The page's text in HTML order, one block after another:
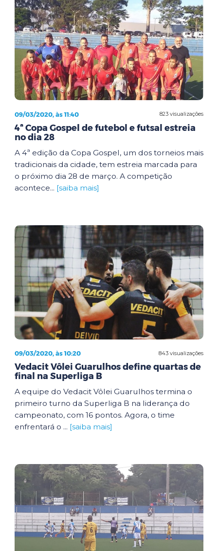
823 visualizações
09/03/2020, às 11:40
4ª Copa Gospel de futebol e futsal estreia
no dia 28
A 4ª edição da Copa Gospel, um dos torneios mais
tradicionais da cidade, tem estreia marcada para
o próximo dia 28 de março. A competição
acontece... [saiba mais]
843 visualizações
09/03/2020, às 10:20
Vedacit Vôlei Guarulhos define quartas de
final na Superliga B
A equipe do Vedacit Vôlei Guarulhos termina o
primeiro turno da Superliga B na liderança do
campeonato, com 16 pontos. Agora, o time
enfrentará o ... [saiba mais]